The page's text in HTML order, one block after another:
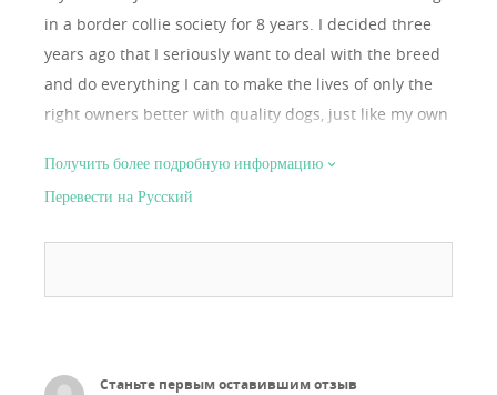
in a border collie society for 8 years. I decided three
years ago that I seriously want to deal with the breed
and do everything I can to make the lives of only the
right owners better with quality dogs, just like my own
day.
Получить более подробную информацию
Перевести на Русский
Станьте первым оставившим отзыв